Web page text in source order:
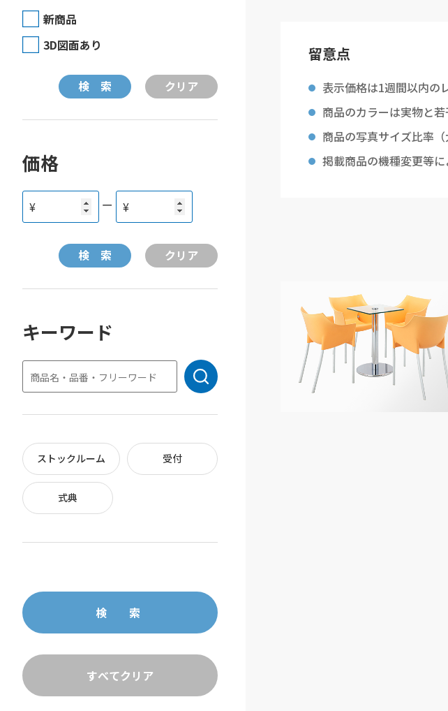
新商品
3D図面あり
価格
¥ ー ¥
キーワード
ストックルーム 受付
式典
留意点
表示価格は1週間以内の
商品のカラーは実物と若
商品の写真サイズ比率
掲載商品の機種変更等に